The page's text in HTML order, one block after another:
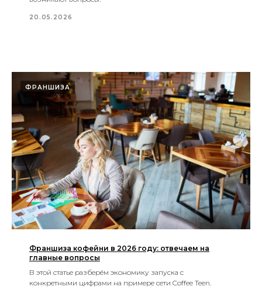
20.05.2026
ФРАНШИЗА
Франшиза кофейни в 2026 году: отвечаем на
главные вопросы
В этой статье разберём экономику запуска с
конкретными цифрами на примере сети Coffee Teen.